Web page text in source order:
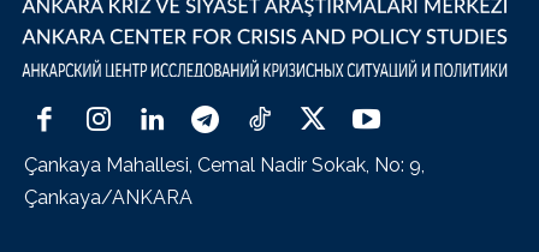
Çankaya Mahallesi, Cemal Nadir Sokak, No: 9,
Çankaya/ANKARA